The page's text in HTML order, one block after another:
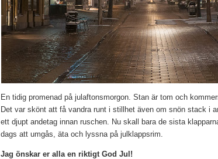
En tidig promenad på julaftonsmorgon. Stan är tom och
Det var skönt att få vandra runt i stillhet även om snön stack i
ett djupt andetag innan ruschen. Nu skall bara de sista
dags att umgås, äta och lyssna på julklappsrim.
Jag önskar er alla en riktigt God Jul!